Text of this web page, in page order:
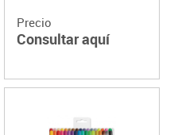
Precio
Consultar aquí